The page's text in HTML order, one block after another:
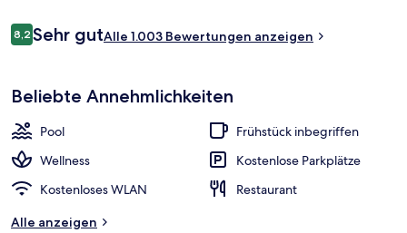
15 Restaurants und 8 Bars/Lounges. Als weitere Highlights bietet
Bewertungen
8,28,2 von 10.
Sehr gutAlle 1.003 Bewertungen anzeigen
Beliebte Annehmlichkeiten
Pool
Frühstück inbegriffen
Wellness
Kostenlose Parkplätze
Kostenloses WLAN
Restaurant
Alle anzeigen